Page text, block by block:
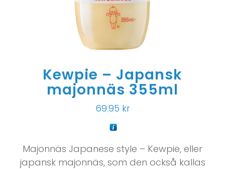
Kewpie – Japansk
majonnäs 355ml
69.95 kr
Majonnäs Japanese style – Kewpie, eller
japansk majonnäs, som den också kallas